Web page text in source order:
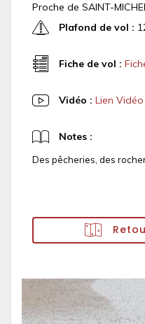
Proche de SAINT-
Plafond de vol :
Fiche de vol :
Vidéo : Lien Vidéo
Notes :
Des pêcheries, des